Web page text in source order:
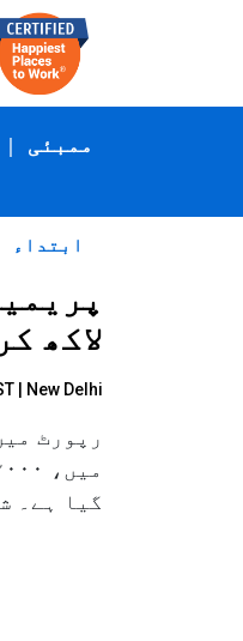
| ممبئی
ابتداء
لاکھ
| New Delhi
رپورٹ
گیا ہے۔ شہری